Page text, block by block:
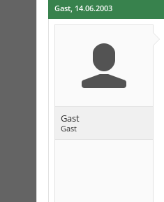
Gast, 14.06.2003
Gast
Gast